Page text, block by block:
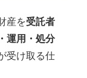
産を受託者
運用・処分
受け取る仕